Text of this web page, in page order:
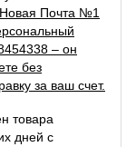
Новая Почта №1
– он
без
за ваш счет.
товара
дней с